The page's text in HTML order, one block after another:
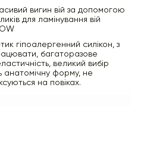
вигин вій за допомогою
для ламінування вій
гіпоалергенний силікон, з
багаторазове
великий вибір
анатомічну форму, не
на повіках.
у 6 різних розмірах для